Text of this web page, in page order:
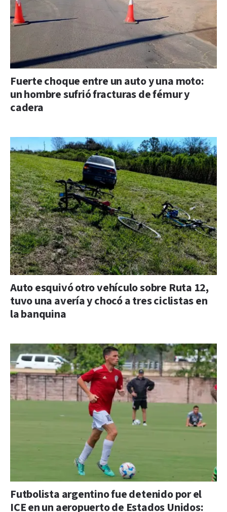
Fuerte choque entre un auto y una moto:
un hombre sufrió fracturas de fémur y
cadera
Auto esquivó otro vehículo sobre Ruta 12,
tuvo una avería y chocó a tres ciclistas en
la banquina
Futbolista argentino fue detenido por el
ICE en un aeropuerto de Estados Unidos: